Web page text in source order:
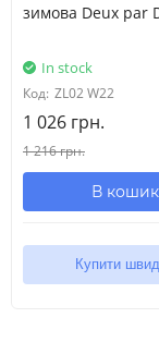
зимова Deux par
In stock
Код: ZL02 W22
1 026 грн.
1 216 грн.
В кошик
Купити